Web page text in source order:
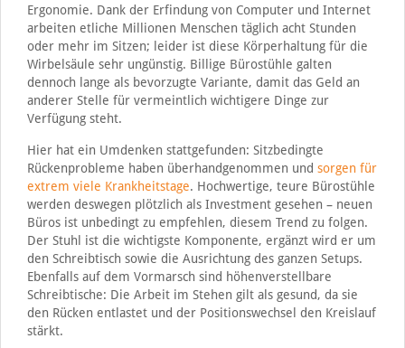
Ergonomie. Dank der Erfindung von Computer und Internet
arbeiten etliche Millionen Menschen täglich acht Stunden
oder mehr im Sitzen; leider ist diese Körperhaltung für die
Wirbelsäule sehr ungünstig. Billige Bürostühle galten
dennoch lange als bevorzugte Variante, damit das Geld an
anderer Stelle für vermeintlich wichtigere Dinge zur
Verfügung steht.
Hier hat ein Umdenken stattgefunden: Sitzbedingte
Rückenprobleme haben überhandgenommen und sorgen für
extrem viele Krankheitstage. Hochwertige, teure Bürostühle
werden deswegen plötzlich als Investment gesehen – neuen
Büros ist unbedingt zu empfehlen, diesem Trend zu folgen.
Der Stuhl ist die wichtigste Komponente, ergänzt wird er um
den Schreibtisch sowie die Ausrichtung des ganzen Setups.
Ebenfalls auf dem Vormarsch sind höhenverstellbare
Schreibtische: Die Arbeit im Stehen gilt als gesund, da sie
den Rücken entlastet und der Positionswechsel den Kreislauf
stärkt.